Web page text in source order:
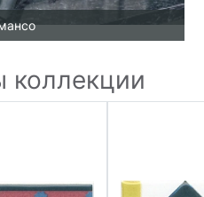
коллекции